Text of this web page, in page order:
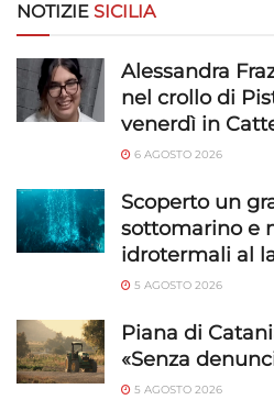
NOTIZIE SICILIA
Alessandra
nel crollo di
venerdì in
6 AGOSTO 2026
Scoperto un
sottomarino e
idrotermali al
5 AGOSTO 2026
Piana di
«Senza
5 AGOSTO 2026